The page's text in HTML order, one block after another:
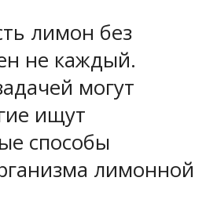
лимон без
не каждый.
могут
ищут
способы
лимонной